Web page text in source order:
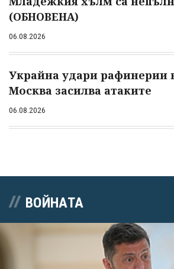
(ОБНОВЕНА)
06.08.2026
Украйна удари рафинерии
Москва засилва атаките
06.08.2026
ВОЙНАТА